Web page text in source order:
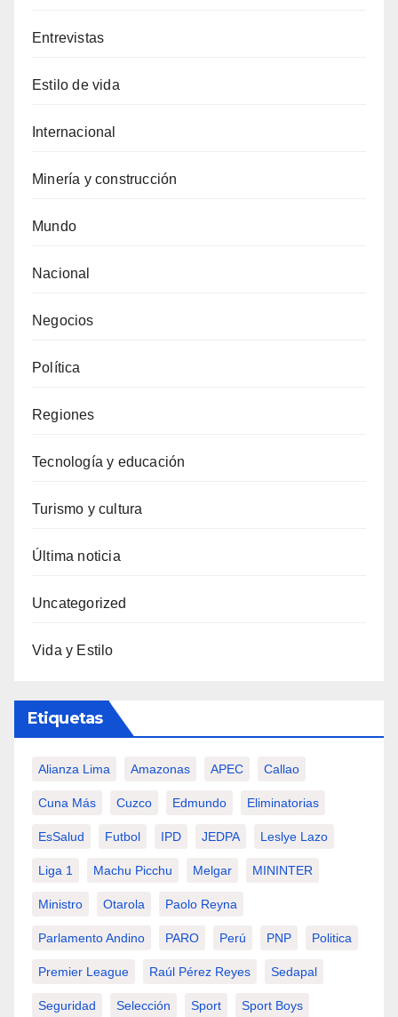
Entrevistas
Estilo de vida
Internacional
Minería y construcción
Mundo
Nacional
Negocios
Política
Regiones
Tecnología y educación
Turismo y cultura
Última noticia
Uncategorized
Vida y Estilo
Etiquetas
Alianza Lima Amazonas APEC Callao
Cuna Más Cuzco Edmundo Eliminatorias
EsSalud Futbol IPD JEDPA Leslye Lazo
Liga 1 Machu Picchu Melgar MININTER
Ministro Otarola Paolo Reyna
Parlamento Andino PARO Perú PNP Politica
Premier League Raúl Pérez Reyes Sedapal
Seguridad Selección Sport Sport Boys